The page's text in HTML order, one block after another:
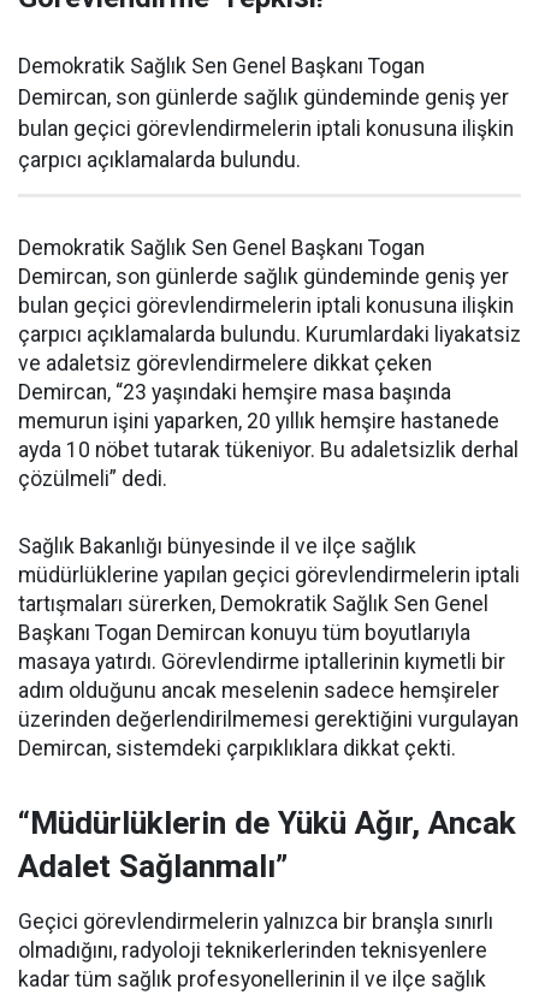
Demokratik Sağlık Sen Genel Başkanı Togan
Demircan, son günlerde sağlık gündeminde geniş yer
bulan geçici görevlendirmelerin iptali konusuna ilişkin
çarpıcı açıklamalarda bulundu.
Demokratik Sağlık Sen Genel Başkanı Togan
Demircan, son günlerde sağlık gündeminde geniş yer
bulan geçici görevlendirmelerin iptali konusuna ilişkin
çarpıcı açıklamalarda bulundu. Kurumlardaki liyakatsiz
ve adaletsiz görevlendirmelere dikkat çeken
Demircan, “23 yaşındaki hemşire masa başında
memurun işini yaparken, 20 yıllık hemşire hastanede
ayda 10 nöbet tutarak tükeniyor. Bu adaletsizlik derhal
çözülmeli” dedi.
Sağlık Bakanlığı bünyesinde il ve ilçe sağlık
müdürlüklerine yapılan geçici görevlendirmelerin iptali
tartışmaları sürerken, Demokratik Sağlık Sen Genel
Başkanı Togan Demircan konuyu tüm boyutlarıyla
masaya yatırdı. Görevlendirme iptallerinin kıymetli bir
adım olduğunu ancak meselenin sadece hemşireler
üzerinden değerlendirilmemesi gerektiğini vurgulayan
Demircan, sistemdeki çarpıklıklara dikkat çekti.
“Müdürlüklerin de Yükü Ağır, Ancak
Adalet Sağlanmalı”
Geçici görevlendirmelerin yalnızca bir branşla sınırlı
olmadığını, radyoloji teknikerlerinden teknisyenlere
kadar tüm sağlık profesyonellerinin il ve ilçe sağlık